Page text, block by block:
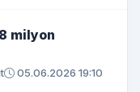
milyon
05.06.2026 19:10